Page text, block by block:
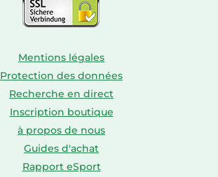
Mentions légales
Protection des données
Recherche en direct
Inscription boutique
à propos de nous
Guides d'achat
Rapport eSport